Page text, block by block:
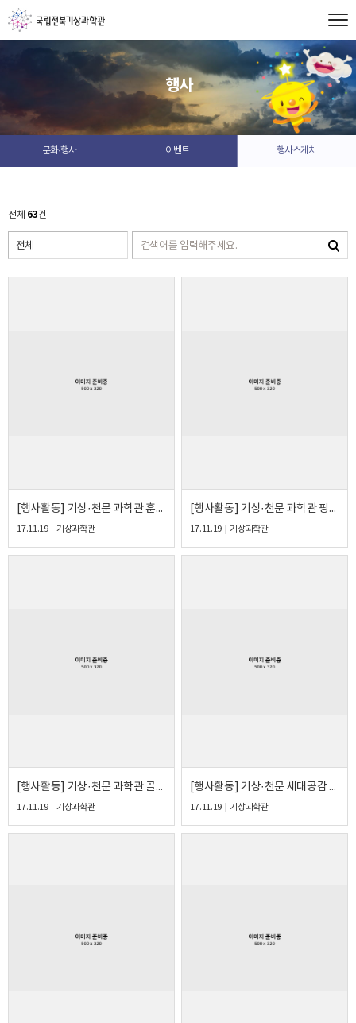
행사
문화·행사 이벤트 행사스케치
전체 63건
[행사활동] 기상·천문 과학관 훈민정음 야외공연이벤트
17.11.19 기상과학관
[행사활동] 기상·천문 과학관 핑크빛 야외공연이벤트
17.11.19 기상과학관
[행사활동] 기상·천문 과학관 골든벨 야외공연이벤트
17.11.19 기상과학관
[행사활동] 기상·천문 세대공감 릴레이 야외공연이벤트
17.11.19 기상과학관